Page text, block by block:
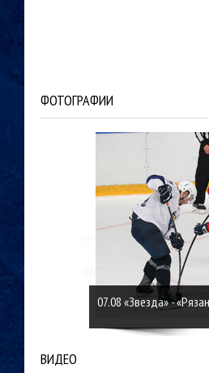
ФОТОГРАФИИ
07.08 «Звезда» -
ВИДЕО